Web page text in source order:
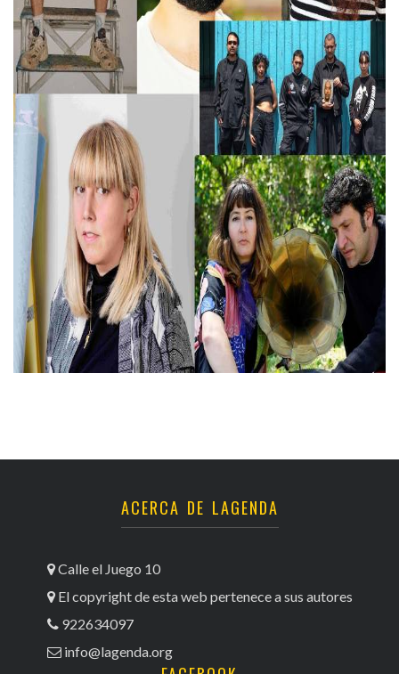
ACERCA DE LAGENDA
Calle el Juego 10
El copyright de esta web pertenece a sus autores
922634097
info@lagenda.org